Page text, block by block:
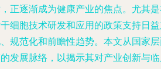
正逐渐成为健康产业的焦点。尤其
细胞技术研发和应用的政策支持日
规范化和前瞻性趋势。本文从国家
发展脉络，以揭示其对产业创新与